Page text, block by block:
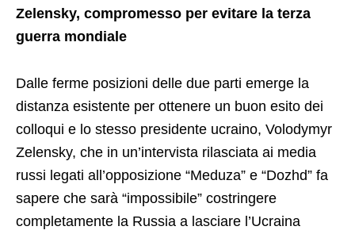
Zelensky, compromesso per evitare la terza
guerra mondiale
Dalle ferme posizioni delle due parti emerge la
distanza esistente per ottenere un buon esito dei
colloqui e lo stesso presidente ucraino, Volodymyr
Zelensky, che in un’intervista rilasciata ai media
russi legati all’opposizione “Meduza” e “Dozhd” fa
sapere che sarà “impossibile” costringere
completamente la Russia a lasciare l’Ucraina